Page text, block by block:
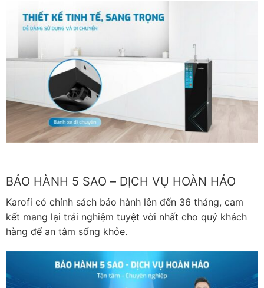
BẢO HÀNH 5 SAO – DỊCH VỤ HOÀN HẢO
Karofi có chính sách bảo hành lên đến 36 tháng, cam
kết mang lại trải nghiệm tuyệt vời nhất cho quý khách
hàng để an tâm sống khỏe.